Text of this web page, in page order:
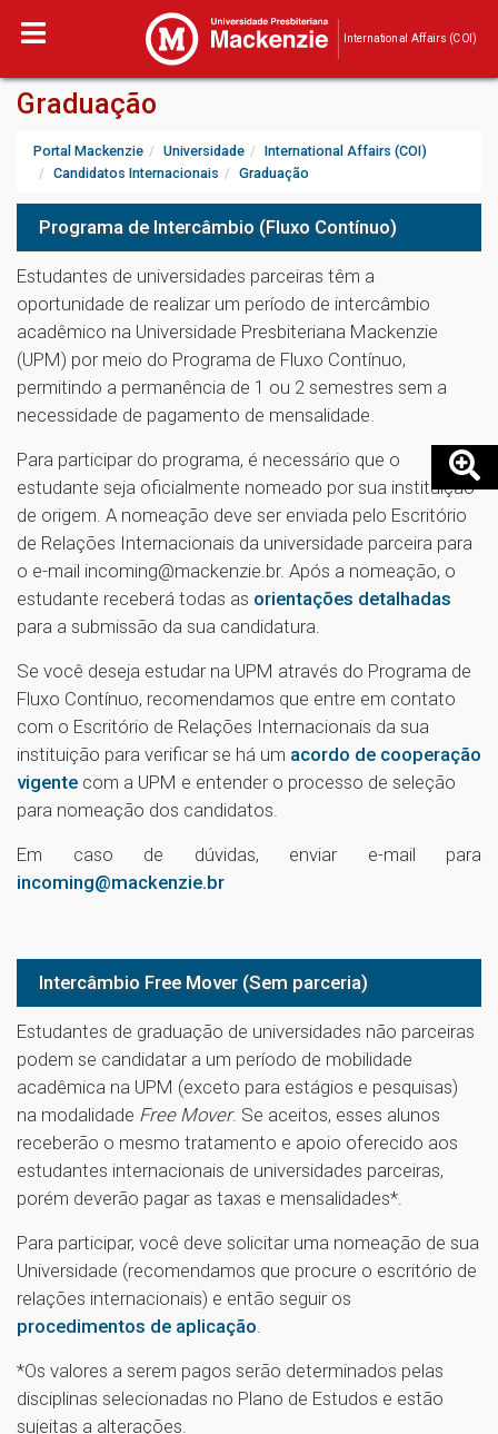
International Affairs (COI)
Graduação
Portal Mackenzie Universidade
International Affairs (COI)
Candidatos Internacionais
Graduação
Programa de Intercâmbio (Fluxo Contínuo)
Estudantes de universidades parceiras têm a
oportunidade de realizar um período de intercâmbio
acadêmico na Universidade Presbiteriana Mackenzie
(UPM) por meio do Programa de Fluxo Contínuo,
permitindo a permanência de 1 ou 2 semestres sem a
necessidade de pagamento de mensalidade.
Para participar do programa, é necessário que o
estudante seja oficialmente nomeado por sua instituição
de origem. A nomeação deve ser enviada pelo Escritório
de Relações Internacionais da universidade parceira para
o e-mail incoming@mackenzie.br. Após a nomeação, o
estudante receberá todas as orientações detalhadas
para a submissão da sua candidatura.
Se você deseja estudar na UPM através do Programa de
Fluxo Contínuo, recomendamos que entre em contato
com o Escritório de Relações Internacionais da sua
instituição para verificar se há um acordo de cooperação
vigente com a UPM e entender o processo de seleção
para nomeação dos candidatos.
Em caso de dúvidas, enviar e-mail para
incoming@mackenzie.br
Intercâmbio Free Mover (Sem parceria)
Estudantes de graduação de universidades não parceiras
podem se candidatar a um período de mobilidade
acadêmica na UPM (exceto para estágios e pesquisas)
na modalidade Free Mover. Se aceitos, esses alunos
receberão o mesmo tratamento e apoio oferecido aos
estudantes internacionais de universidades parceiras,
porém deverão pagar as taxas e mensalidades*.
Para participar, você deve solicitar uma nomeação de sua
Universidade (recomendamos que procure o escritório de
relações internacionais) e então seguir os
procedimentos de aplicação.
*Os valores a serem pagos serão determinados pelas
disciplinas selecionadas no Plano de Estudos e estão
sujeitas a alterações.